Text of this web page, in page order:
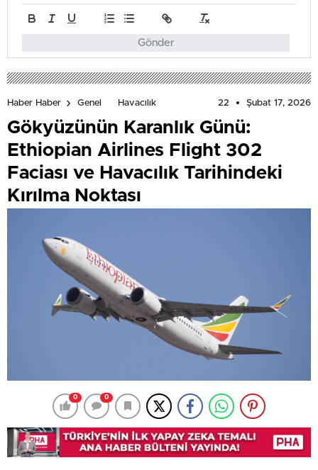
Gönder
Haber Haber Genel Havacılık 22 Şubat 17, 2026
Gökyüzünün Karanlık Günü:
Ethiopian Airlines Flight 302
Faciası ve Havacılık Tarihindeki
Kırılma Noktası
0 0